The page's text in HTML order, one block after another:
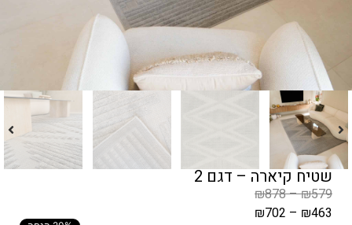
שטיח קיארה – דגם 2
₪579
–
₪878
₪463
–
₪702